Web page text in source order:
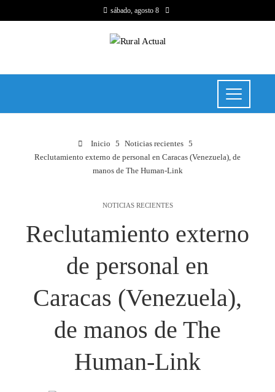
sábado, agosto 8
Inicio
Noticias recientes
Reclutamiento externo de personal en Caracas (Venezuela), de
manos de The Human-Link
NOTICIAS RECIENTES
Reclutamiento externo
de personal en
Caracas (Venezuela),
de manos de The
Human-Link